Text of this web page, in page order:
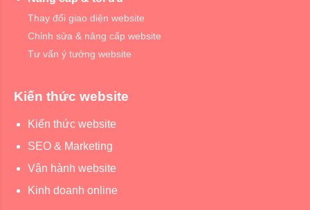
Thay đổi giao diện website
Chỉnh sửa & nâng cấp website
Tư vấn ý tưởng website
Kiến thức website
Kiến thức website
SEO & Marketing
Vận hành website
Kinh doanh online